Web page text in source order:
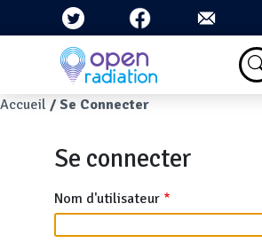
Aller au contenu principal
Fil d'Ariane
Accueil Se Connecter
Se connecter
Nom d'utilisateur